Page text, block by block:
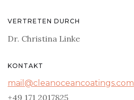
VERTRETEN DURCH
Dr. Christina Linke
KONTAKT
mail@cleanoceancoatings.com
+49 171 2017825